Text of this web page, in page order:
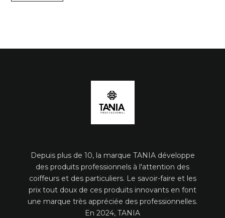
Depuis plus de 10, la marque TANIA développe
des produits professionnels à l'attention des
coiffeurs et des particuliers. Le savoir-faire et les
prix tout doux de ces produits innovants en font
une marque très appréciée des professionnelles.
En 2024, TANIA